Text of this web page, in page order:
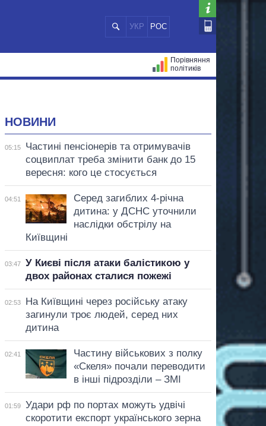
УКР РОС
Порівняння
політиків
НОВИНИ
05:15
Частині пенсіонерів та отримувачів
соцвиплат треба змінити банк до 15
вересня: кого це стосується
04:51
Серед загиблих 4-річна
дитина: у ДСНС уточнили
наслідки обстрілу на
Київщині
03:47
У Києві після атаки балістикою у
двох районах сталися пожежі
02:53
На Київщині через російську атаку
загинули троє людей, серед них
дитина
02:41
Частину військових з полку
«Скеля» почали переводити
в інші підрозділи – ЗМІ
01:59
Удари рф по портах можуть удвічі
скоротити експорт українського зерна